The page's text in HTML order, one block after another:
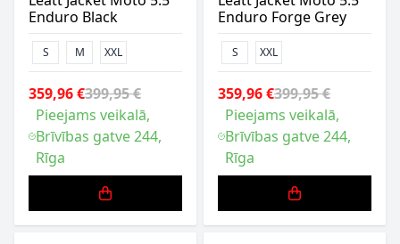
Enduro Black
S M XXL
359,96 €399,95 €
Pieejams veikalā,
Brīvības gatve 244,
Rīga
Enduro Forge Grey
S XXL
359,96 €399,95 €
Pieejams veikalā,
Brīvības gatve 244,
Rīga